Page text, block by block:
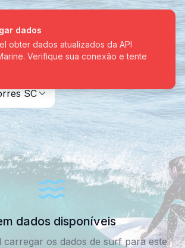
Ondas
SC
dados disponíveis
carregar os dados de surf para este
dados
obter dados atualizados da API
Verifique sua conexão e tente